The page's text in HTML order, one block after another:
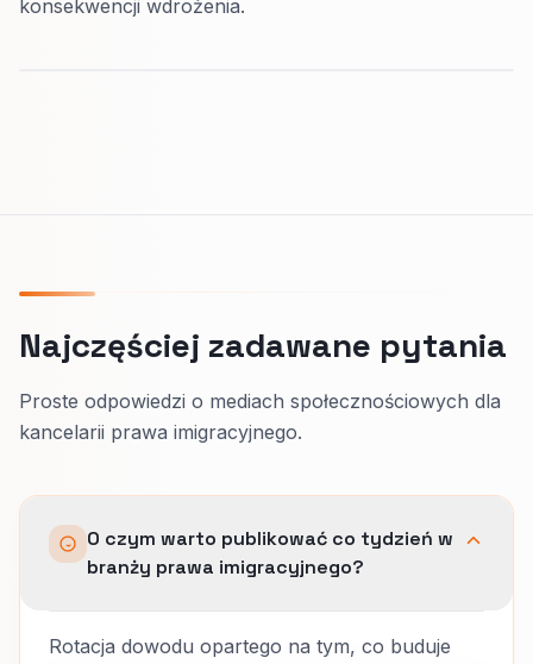
konsekwencji wdrożenia.
Najczęściej zadawane pytania
Proste odpowiedzi o mediach społecznościowych dla
kancelarii prawa imigracyjnego.
O czym warto publikować co tydzień w
branży prawa imigracyjnego?
Rotacja dowodu opartego na tym, co buduje